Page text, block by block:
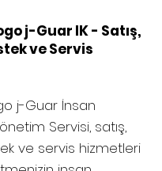
j-Guar IK - Satış,
ve Servis
j-Guar İnsan
Servisi, satış,
ve servis hizmetleri